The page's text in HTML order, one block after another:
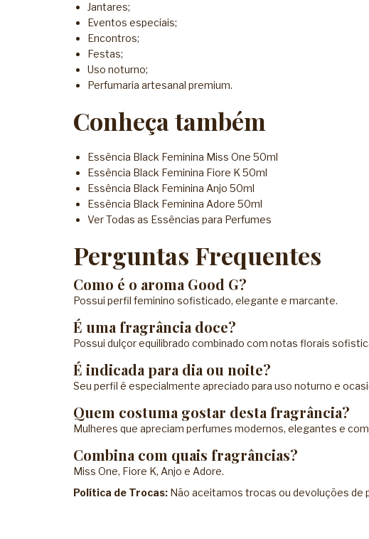
Jantares;
Eventos especiais;
Encontros;
Festas;
Uso noturno;
Perfumaria artesanal premium.
Conheça também
Essência Black Feminina Miss One 50ml
Essência Black Feminina Fiore K 50ml
Essência Black Feminina Anjo 50ml
Essência Black Feminina Adore 50ml
Ver Todas as Essências para Perfumes
Perguntas Frequentes
Como é o aroma Good G?
Possui perfil feminino sofisticado, elegante e marcante.
É uma fragrância doce?
Possui dulçor equilibrado combinado com notas florais
É indicada para dia ou noite?
Seu perfil é especialmente apreciado para uso noturno e
Quem costuma gostar desta fragrância?
Mulheres que apreciam perfumes modernos, elegantes e
Combina com quais fragrâncias?
Miss One, Fiore K, Anjo e Adore.
Política de Trocas: Não aceitamos trocas ou devoluções de